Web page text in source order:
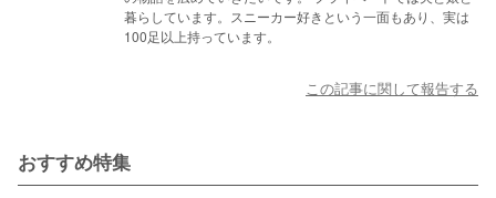
暮らしています。スニーカー好きという一面もあり、実は
100足以上持っています。
この記事に関して報告する
おすすめ特集